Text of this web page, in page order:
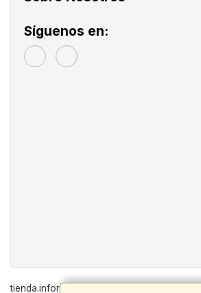
Síguenos en:
tienda.inforpen.com © 2026